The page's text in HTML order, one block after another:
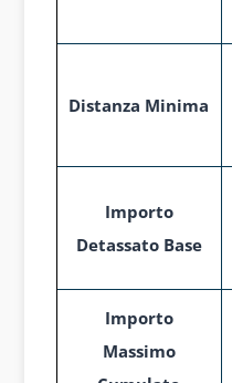
Distanza Minima
Importo
Detassato Base
Importo
Massimo